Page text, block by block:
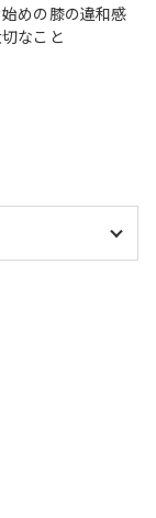
めの膝の違和感
なこと